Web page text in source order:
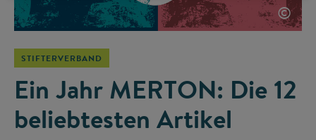
©
STIFTERVERBAND
Ein Jahr MERTON: Die 12
beliebtesten Artikel